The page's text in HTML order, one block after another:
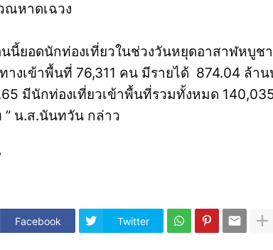
ณหาดเฉวง
นนี้ยอดนักท่องเที่ยวในช่วงวันหยุดอาสาฬหบูช
างเข้าพื้นที่ 76,311 คน มีรายได้ 874.04 ล้า
มีนักท่องเที่ยวเข้าพื้นที่รวมทั้งหมด
” น.ส.นันทวัน กล่าว
Facebook Twitter